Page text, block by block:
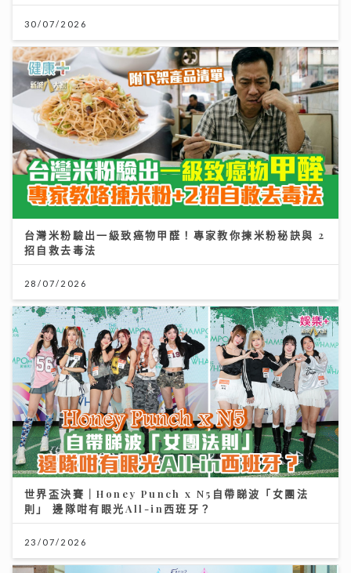
30/07/2026
台灣米粉驗出一級致癌物甲醛！專家教你揀米粉秘訣與 2
招自救去毒法
28/07/2026
世界盃決賽｜Honey Punch x N5自帶睇波「女團法
則」 邊隊咁有眼光All-in西班牙？
23/07/2026